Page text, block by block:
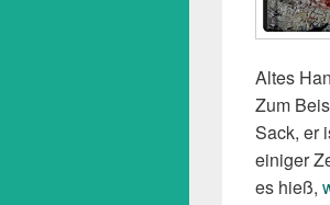
Altes
Zum
Sack, er
einiger
es hieß,